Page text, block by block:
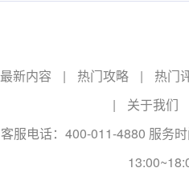
最新内容 | 热门攻略 | 热门
|
关于我们
客服电话：400-011-4880 服务